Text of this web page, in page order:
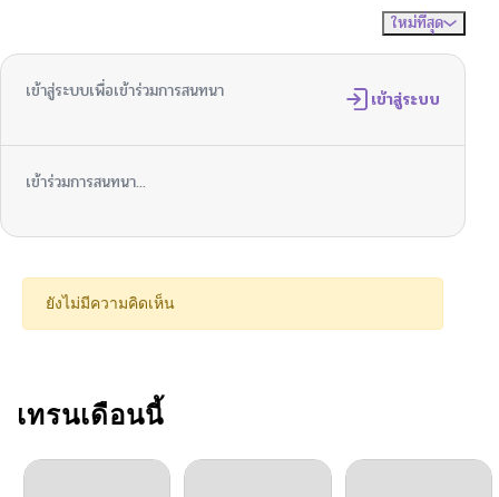
01/23/2026
ตอนที่ 39 01/15/2026
01/06/2026
ตอนที่ 36 12/25/2025
ตอนที่ 34
ตอนที่ 33
ใหม่ที่สุด
เข้าสู่ระบบเพื่อเข้าร่วมการสนทนา เข้าสู่ระบบ
เข้าร่วมการสนทนา...
ยังไม่มีความคิดเห็น
เทรนเดือนนี้